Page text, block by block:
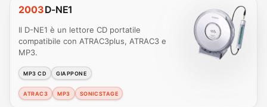
2003D-NE1
Il D-NE1 è un lettore CD portatile
compatibile con ATRAC3plus, ATRAC3 e
MP3.
MP3 CD GIAPPONE
ATRAC3 MP3 SONICSTAGE